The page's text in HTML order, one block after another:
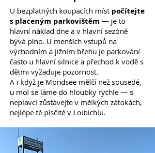
U bezplatných koupacích míst počítejte
s placeným parkovištěm — je to
hlavní náklad dne a v hlavní sezóně
bývá plno. U menších vstupů na
východním a jižním břehu je parkování
často u hlavní silnice a přechod k vodě s
dětmi vyžaduje pozornost.
A i když je Mondsee mělčí než sousedé,
u mol se láme do hloubky rychle — s
neplavci zůstávejte v mělkých zátokách,
nejlépe té písčité v Loibichlu.